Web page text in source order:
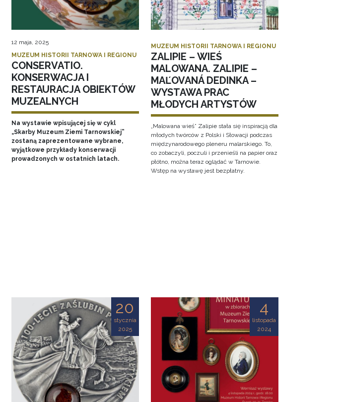
12 maja, 2025
MUZEUM HISTORII TARNOWA I REGIONU
CONSERVATIO.
KONSERWACJA I
RESTAURACJA OBIEKTÓW
MUZEALNYCH
Na wystawie wpisującej się w cykl
„Skarby Muzeum Ziemi Tarnowskiej”
zostaną zaprezentowane wybrane,
wyjątkowe przykłady konserwacji
prowadzonych w ostatnich latach.
MUZEUM HISTORII TARNOWA I REGIONU
ZALIPIE – WIEŚ
MALOWANA. ZALIPIE –
MAĽOVANÁ DEDINKA –
WYSTAWA PRAC
MŁODYCH ARTYSTÓW
„Malowana wieś” Zalipie stała się inspiracją dla
młodych twórców z Polski i Słowacji podczas
międzynarodowego pleneru malarskiego. To,
co zobaczyli, poczuli i przenieśli na papier oraz
płótno, można teraz oglądać w Tarnowie.
Wstęp na wystawę jest bezpłatny.
20
stycznia
2025
4
listopada
2024